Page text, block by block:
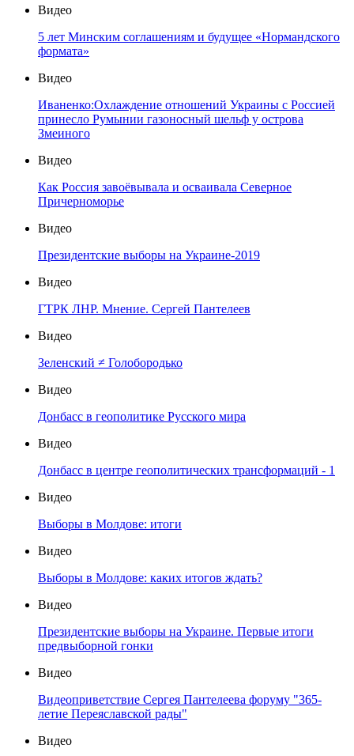
Видео
5 лет Минским соглашениям и будущее «Нормандского
формата»
Видео
Иваненко:Охлаждение отношений Украины с Россией
принесло Румынии газоносный шельф у острова
Змеиного
Видео
Как Россия завоёвывала и осваивала Северное
Причерноморье
Видео
Президентские выборы на Украине-2019
Видео
ГТРК ЛНР. Мнение. Сергей Пантелеев
Видео
Зеленский ≠ Голобородько
Видео
Донбасс в геополитике Русского мира
Видео
Донбасс в центре геополитических трансформаций - 1
Видео
Выборы в Молдове: итоги
Видео
Выборы в Молдове: каких итогов ждать?
Видео
Президентские выборы на Украине. Первые итоги
предвыборной гонки
Видео
Видеоприветствие Сергея Пантелеева форуму "365-
летие Переяславской рады"
Видео